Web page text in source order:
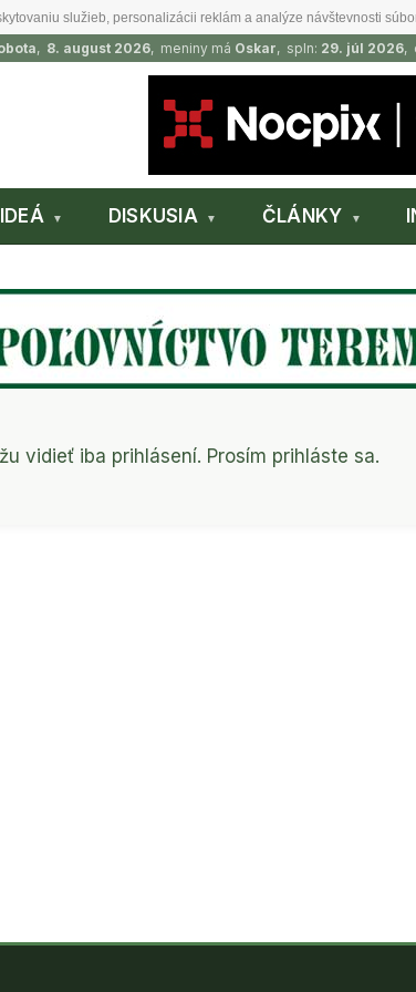
služieb, personalizácii reklám a analýze návštevnosti
, 8. august 2026, meniny má Oskar, spln: 29. júl 2026,
DISKUSIA ČLÁNKY
vidieť iba prihlásení. Prosím prihláste sa.